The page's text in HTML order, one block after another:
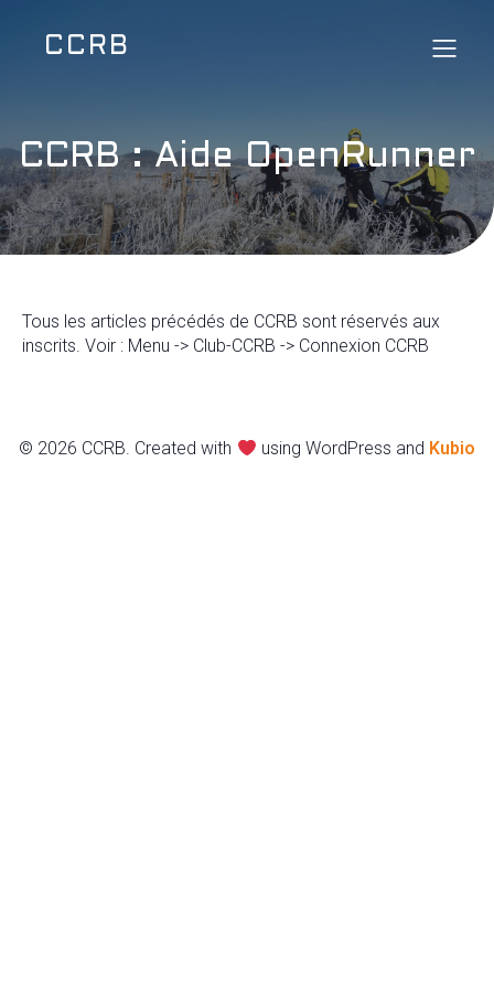
CCRB
CCRB : Aide OpenRunner
Tous les articles précédés de CCRB sont réservés aux
inscrits. Voir : Menu -> Club-CCRB -> Connexion CCRB
© 2026 CCRB. Created with using WordPress and Kubio